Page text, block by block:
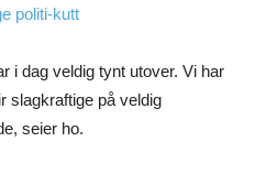
politi-kutt
i dag veldig tynt utover. Vi har
slagkraftige på veldig
seier ho.